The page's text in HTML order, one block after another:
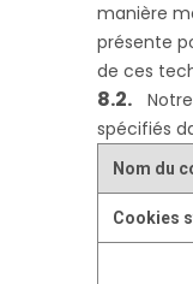
manière
présente
de ces
spécifiés
Nom du
Cookies